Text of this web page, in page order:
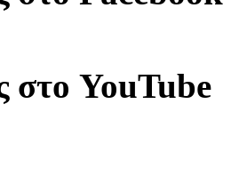
στο YouTube